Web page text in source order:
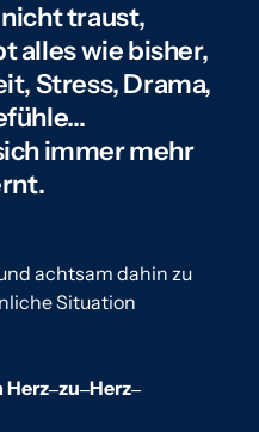
nicht
alles wie
Stress,
immer
mehr
achtsam dahin
Herz‒zu‒Herz‒